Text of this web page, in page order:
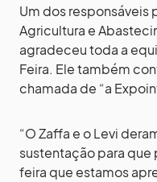
Um dos responsáveis
Agricultura e
agradeceu toda a
Feira. Ele também
chamada de “a
“O Zaffa e o Levi
sustentação para que
feira que estamos